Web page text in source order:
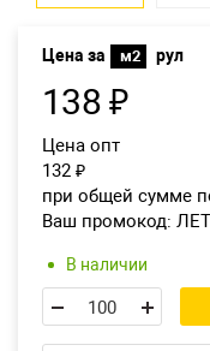
Цена за м2 рул
138 ₽
Цена опт
132 ₽
при общей сумме
Ваш промокод:
В наличии